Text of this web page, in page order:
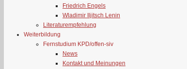
Friedrich Engels
Wladimir Iljitsch Lenin
Literaturempfehlung
Weiterbildung
Fernstudium KPD/offen-siv
News
Kontakt und Meinungen